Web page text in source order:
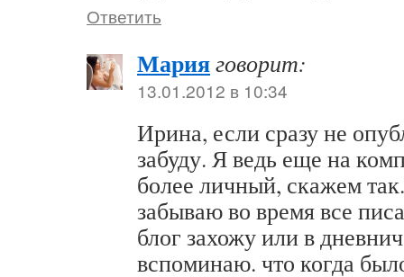
Ответить
Марияговорит:
13.01.2012 в 10:34
Ирина, если сразу не
забуду. Я ведь еще на
более личный, скажем
забываю во время все
блог захожу или в
вспоминаю. что когда